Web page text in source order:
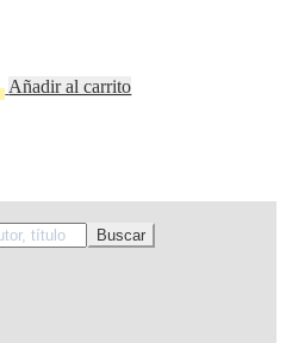
Añadir al carrito